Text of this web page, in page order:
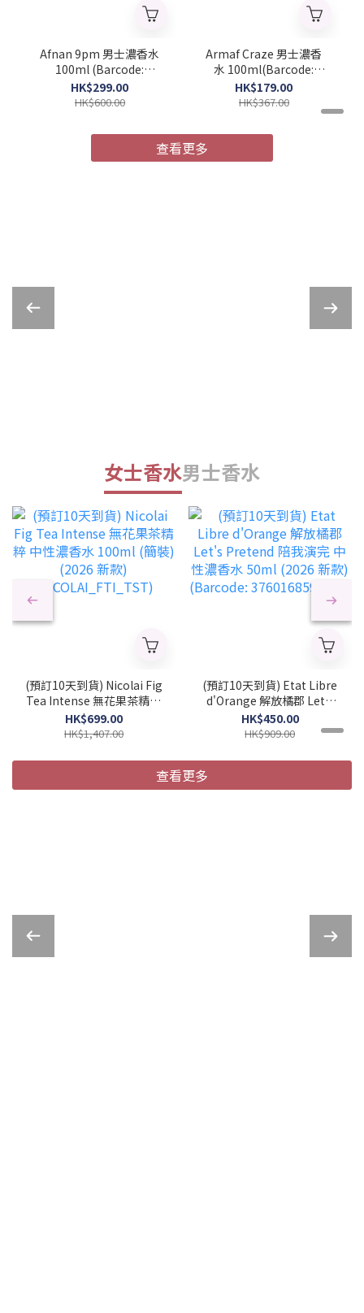
Afnan 9pm 男士濃香水
100ml (Barcode:
6290171002338)
HK$299.00
HK$600.00
Armaf Craze 男士濃香
水 100ml(Barcode:
6085010093987)
HK$179.00
HK$367.00
查看更多
女士香水男士香水
(預訂10天到貨) Nicolai Fig
Tea Intense 無花果茶精粹
中性濃香水 100ml (簡裝)
(2026 新款)
HK$699.00
HK$1,407.00
(預訂10天到貨) Etat Libre
d'Orange 解放橘郡 Let's
Pretend 陪我演完 中性濃
香水 50ml (2026 新款)
3760168594281)
HK$450.00
HK$909.00
查看更多